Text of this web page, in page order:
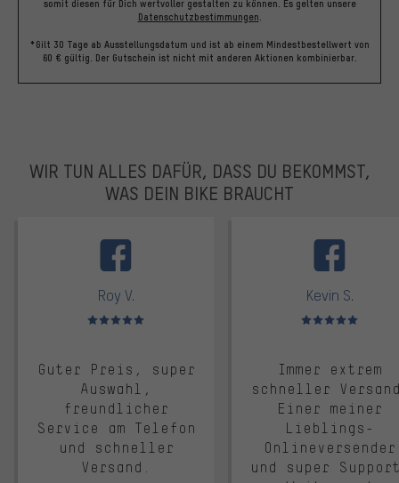
somit diesen für Dich wertvoller gestalten zu können. Es gelten unsere
Datenschutzbestimmungen.
*Gilt 30 Tage ab Ausstellungsdatum und ist ab einem Mindestbestellwert von
60 € gültig. Der Gutschein ist nicht mit anderen Aktionen kombinierbar.
WIR TUN ALLES DAFÜR, DASS DU BEKOMMST,
WAS DEIN BIKE BRAUCHT
Roy V.
Bewertungen: 5 von 5
Guter Preis, super
Auswahl,
freundlicher
Service am Telefon
und schneller
Versand.
Kevin S.
Bewertungen: 5 von 5
Immer extrem
schneller
Einer meiner
Lieblings-
Onlineversender
und super